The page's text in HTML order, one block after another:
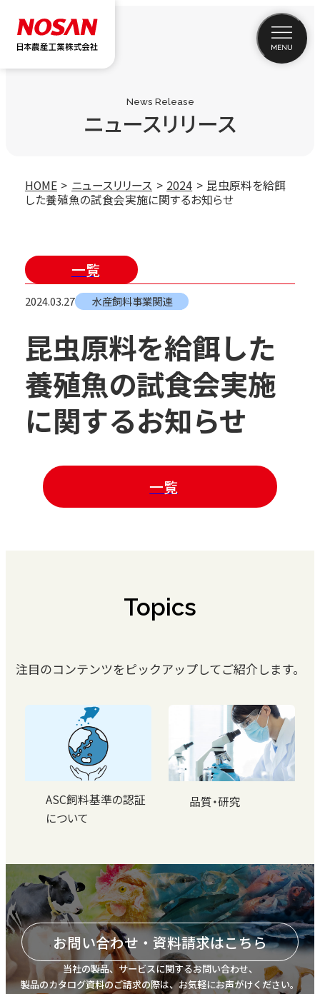
News Release
ニュースリリース
HOME ニュースリリース 2024
昆虫原料を給餌
した養殖魚の試食会実施に関するお知らせ
一覧
2024.03.27 水産飼料事業関連
昆虫原料を給餌した
養殖魚の試食会実施
に関するお知らせ
一覧
Topics
注目のコンテンツをピックアップしてご紹介します。
ASC飼料基準の認証
について
品質・研究
お問い合わせ・資料請求はこちら
当社の製品、サービスに関するお問い合わせ、
製品のカタログ資料のご請求の際は、お気軽にお声がけください。